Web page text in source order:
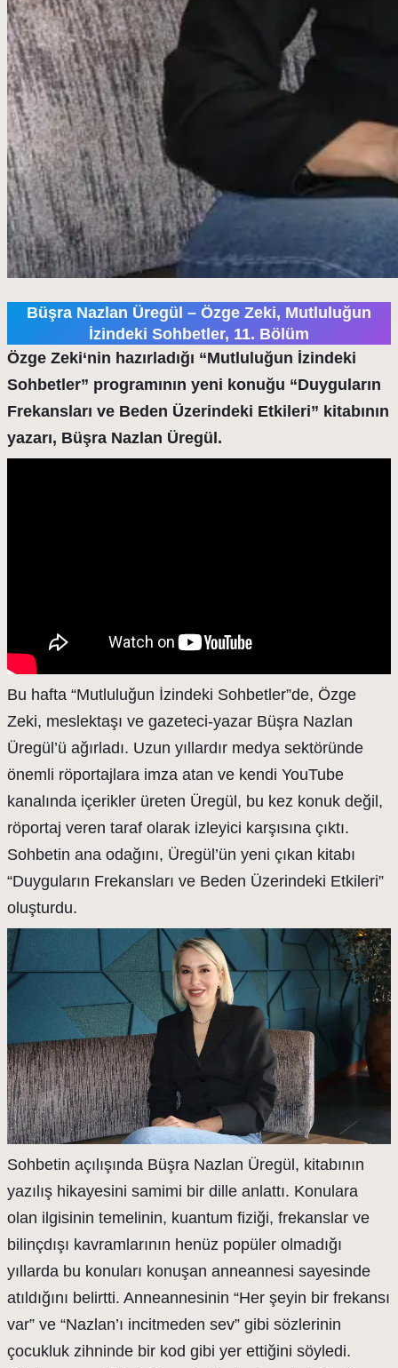
Büşra Nazlan Üregül – Özge Zeki, Mutluluğun
İzindeki Sohbetler, 11. Bölüm
Özge Zeki‘nin hazırladığı “Mutluluğun İzindeki
Sohbetler” programının yeni konuğu “Duyguların
Frekansları ve Beden Üzerindeki Etkileri” kitabının
yazarı, Büşra Nazlan Üregül.
Bu hafta “Mutluluğun İzindeki Sohbetler”de, Özge
Zeki, meslektaşı ve gazeteci-yazar Büşra Nazlan
Üregül’ü ağırladı. Uzun yıllardır medya sektöründe
önemli röportajlara imza atan ve kendi YouTube
kanalında içerikler üreten Üregül, bu kez konuk değil,
röportaj veren taraf olarak izleyici karşısına çıktı.
Sohbetin ana odağını, Üregül’ün yeni çıkan kitabı
“Duyguların Frekansları ve Beden Üzerindeki Etkileri”
oluşturdu.
Sohbetin açılışında Büşra Nazlan Üregül, kitabının
yazılış hikayesini samimi bir dille anlattı. Konulara
olan ilgisinin temelinin, kuantum fiziği, frekanslar ve
bilinçdışı kavramlarının henüz popüler olmadığı
yıllarda bu konuları konuşan anneannesi sayesinde
atıldığını belirtti. Anneannesinin “Her şeyin bir frekansı
var” ve “Nazlan’ı incitmeden sev” gibi sözlerinin
çocukluk zihninde bir kod gibi yer ettiğini söyledi.